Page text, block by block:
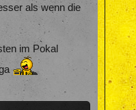
als wenn die
im Pokal